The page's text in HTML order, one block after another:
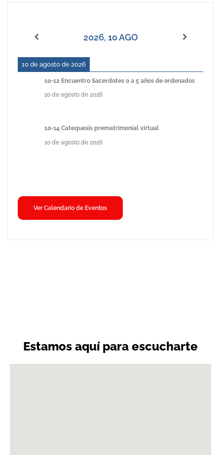
2026, 10 AGO
10 de agosto de 2026
10-12 Encuentro Sacerdotes 0 a 5 años de ordenados
10 de agosto de 2026
10-14 Catequesis prematrimonial virtual
10 de agosto de 2026
Ver Calendario de Eventos
Estamos aquí para escucharte